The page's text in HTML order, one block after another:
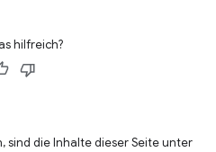
hilfreich?
sind die Inhalte dieser Seite unter